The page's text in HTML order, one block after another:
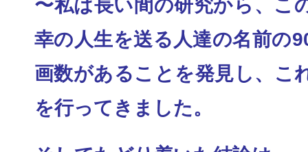
〜私は長い間の研究から、こ
幸の人生を送る人達の名前の
画数があることを発見し、こ
を行ってきました。